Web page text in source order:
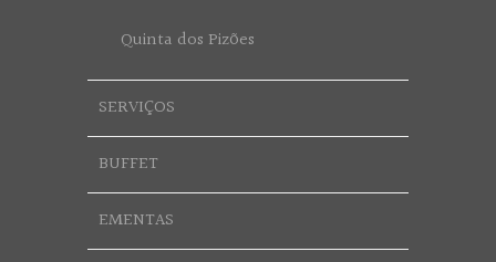
Quinta dos Pizões
SERVIÇOS
BUFFET
EMENTAS